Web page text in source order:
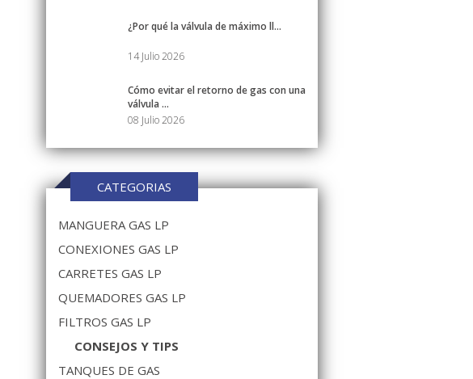
¿Por qué la válvula de máximo ll...
14 Julio 2026
Cómo evitar el retorno de gas con una
válvula ...
08 Julio 2026
CATEGORIAS
MANGUERA GAS LP
CONEXIONES GAS LP
CARRETES GAS LP
QUEMADORES GAS LP
FILTROS GAS LP
CONSEJOS Y TIPS
TANQUES DE GAS